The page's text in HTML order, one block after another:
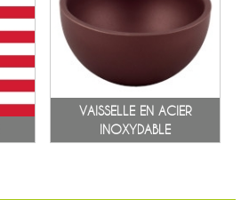
VAISSELLE EN ACIER
INOXYDABLE